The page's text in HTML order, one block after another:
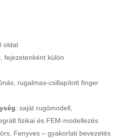
oldal
fejezetenként külön
rugalmas-csillapított finger
: saját rugómodell,
fizikai és FEM-modellezés
Fenyves – gyakorlati bevezetés